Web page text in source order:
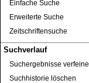
Einfache Suche
Erweiterte Suche
Zeitschriftensuche
Suchverlauf
Suchergebnisse
Suchhistorie löschen